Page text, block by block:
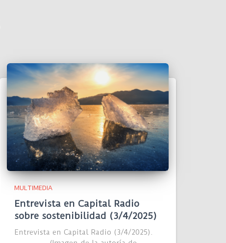
MULTIMEDIA
Entrevista en Capital Radio
sobre sostenibilidad (3/4/2025)
Entrevista en Capital Radio (3/4/2025).